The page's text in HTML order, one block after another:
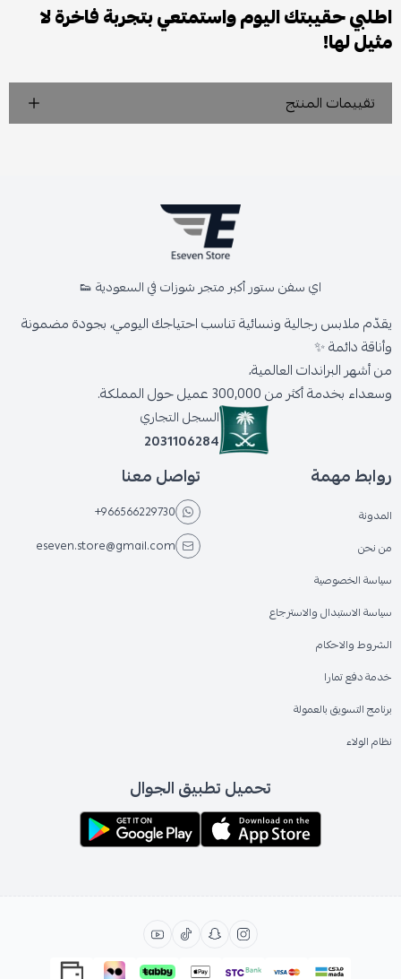
اطلبي حقيبتك اليوم واستمتعي بتجربة فاخرة لا
مثيل لها!
تقييمات المنتج
اي سفن ستور أكبر متجر شوزات في السعودية 👟
يقدّم ملابس رجالية ونسائية تناسب احتياجك اليومي، بجودة مضمونة
وأناقة دائمة ✨
من أشهر البراندات العالمية،
وسعداء بخدمة أكثر من 300,000 عميل حول المملكة.
السجل التجاري
2031106284
روابط مهمة
المدونة
من نحن
سياسة الخصوصية
سياسة الاستبدال والاسترجاع
الشروط والاحكام
خدمة دفع تمارا
برنامج التسويق بالعمولة
نظام الولاء
تواصل معنا
+966566229730
eseven.store@gmail.com
تحميل تطبيق الجوال